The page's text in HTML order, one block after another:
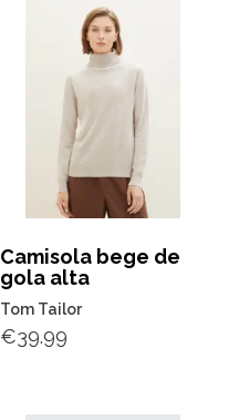
Camisola bege de
gola alta
Tom Tailor
€39.99